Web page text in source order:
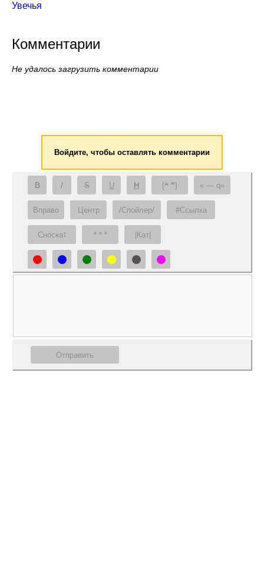
Увечья
Комментарии
Не удалось загрузить комментарии
Войдите, чтобы оставлять комментарии
B I S U H [❝ ❞] — q
Вправо Центр /Спойлер/ #Ссылка
Сноска1 * * * |Кат|